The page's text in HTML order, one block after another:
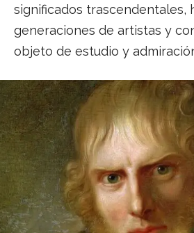
significados trascendentales,
generaciones de artistas y
objeto de estudio y